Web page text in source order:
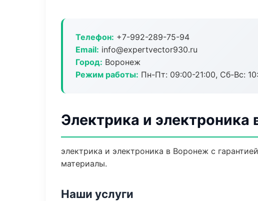
Телефон: +7-992-289-75-94
Email: info@expertvector930.ru
Город: Воронеж
Режим работы: Пн-Пт: 09:00-21:00, Сб-Вс:
Электрика и электроника
электрика и электроника в Воронеж с
материалы.
Наши услуги